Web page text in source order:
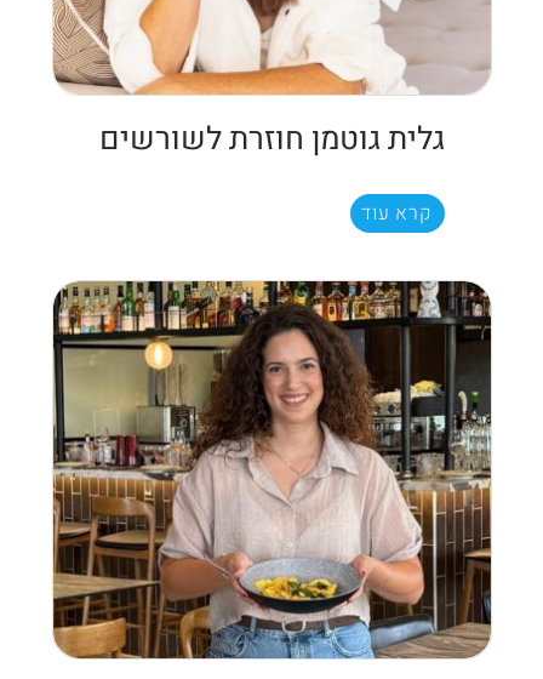
גלית גוטמן חוזרת לשורשים
קרא עוד